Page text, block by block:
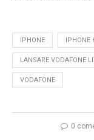
IPHONE IPHONE
LANSARE VODAFONE
VODAFONE
0